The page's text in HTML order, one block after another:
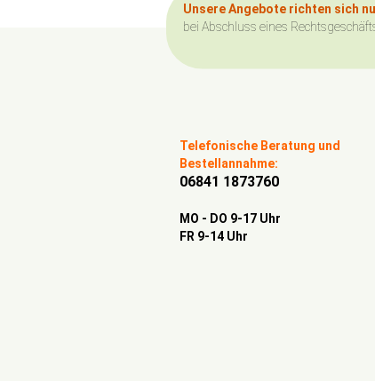
Unsere Angebote richten sich
bei Abschluss eines
Telefonische Beratung und
Bestellannahme:
06841 1873760
MO - DO 9-17 Uhr
FR 9-14 Uhr